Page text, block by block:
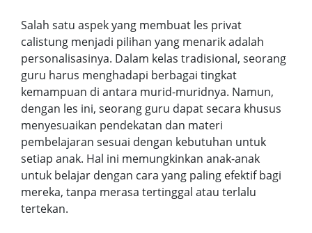
Salah satu aspek yang membuat les privat
calistung menjadi pilihan yang menarik adalah
personalisasinya. Dalam kelas tradisional, seorang
guru harus menghadapi berbagai tingkat
kemampuan di antara murid-muridnya. Namun,
dengan les ini, seorang guru dapat secara khusus
menyesuaikan pendekatan dan materi
pembelajaran sesuai dengan kebutuhan untuk
setiap anak. Hal ini memungkinkan anak-anak
untuk belajar dengan cara yang paling efektif bagi
mereka, tanpa merasa tertinggal atau terlalu
tertekan.